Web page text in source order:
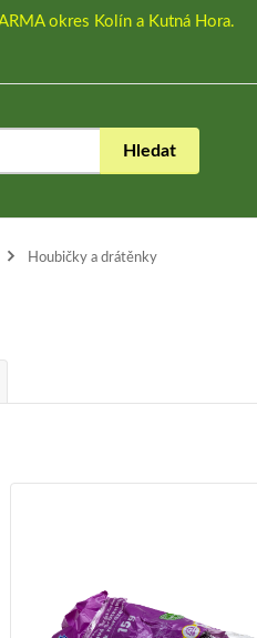
okres Kolín a Kutná Hora.
Hledat
Houbičky a drátěnky